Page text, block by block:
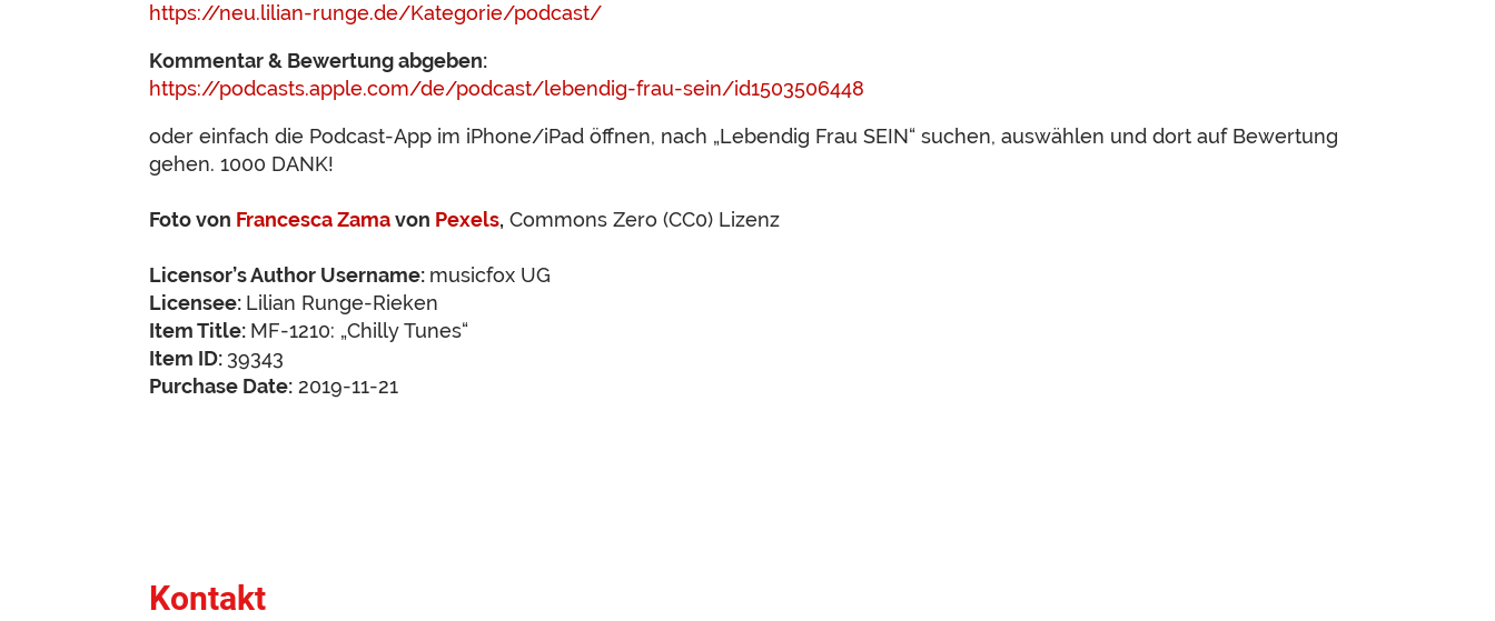
https://neu.lilian-runge.de/Kategorie/podcast/
Kommentar & Bewertung abgeben:
https://podcasts.apple.com/de/podcast/lebendig-frau-sein/id1503506448
oder einfach die Podcast-App im iPhone/iPad öffnen, nach „Lebendig Frau SEIN“ suchen, auswählen und dort auf Bewertung
gehen. 1000 DANK!
Foto von Francesca Zamavon Pexels, Commons Zero (CC0) Lizenz
Licensor’s Author Username: musicfox UG
Licensee: Lilian Runge-Rieken
Item Title: MF-1210: „Chilly Tunes“
Item ID: 39343
Purchase Date: 2019-11-21
Kontakt